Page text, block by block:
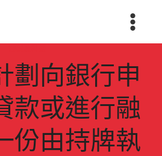
劃向銀行申
款或進行融
份由持牌執